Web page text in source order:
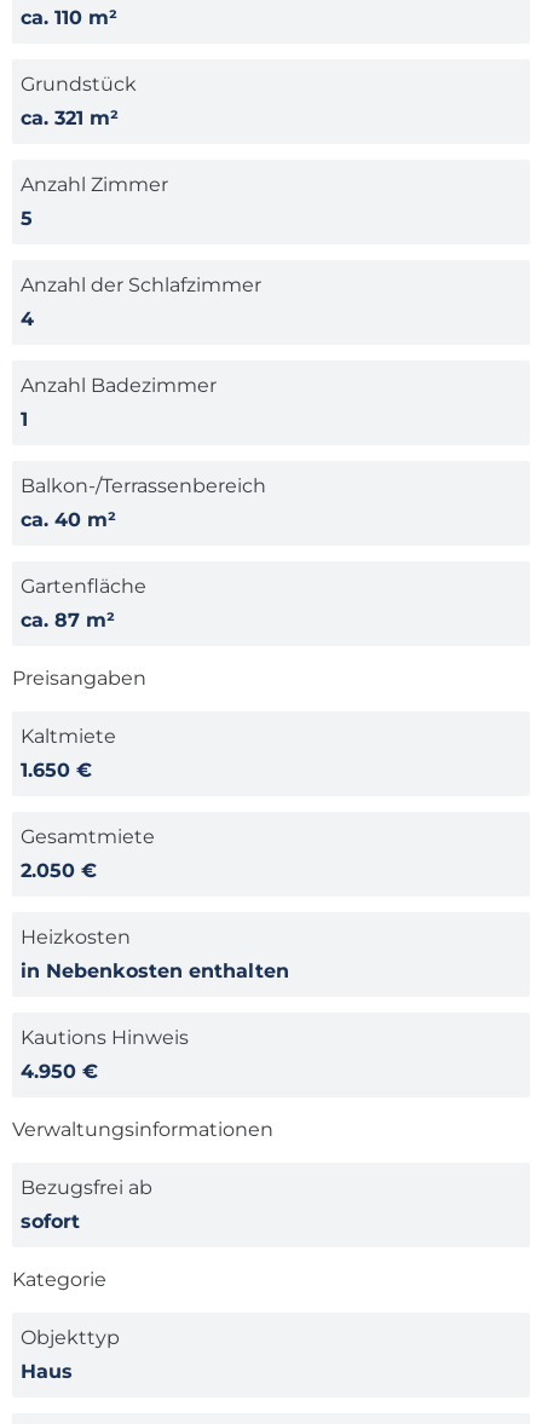
ca. 110 m²
Grundstück
ca. 321 m²
Anzahl Zimmer
5
Anzahl der Schlafzimmer
4
Anzahl Badezimmer
1
Balkon-/Terrassenbereich
ca. 40 m²
Gartenfläche
ca. 87 m²
Preisangaben
Kaltmiete
1.650 €
Gesamtmiete
2.050 €
Heizkosten
in Nebenkosten enthalten
Kautions Hinweis
4.950 €
Verwaltungsinformationen
Bezugsfrei ab
sofort
Kategorie
Objekttyp
Haus